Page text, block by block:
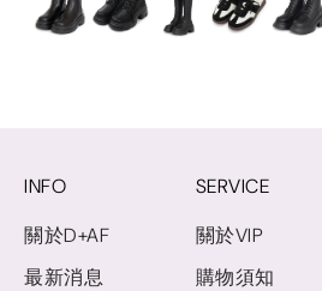
INFO
關於D+AF
最新消息
SERVICE
關於VIP
購物須知